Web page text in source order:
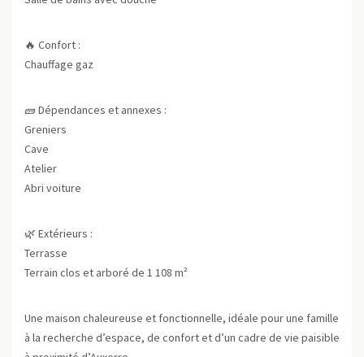
🔥 Confort :
Chauffage gaz
🧱 Dépendances et annexes :
Greniers
Cave
Atelier
Abri voiture
🌿 Extérieurs :
Terrasse
Terrain clos et arboré de 1 108 m²
Une maison chaleureuse et fonctionnelle, idéale pour une famille
à la recherche d’espace, de confort et d’un cadre de vie paisible